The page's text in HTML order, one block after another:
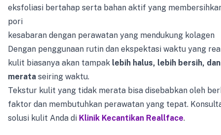
eksfoliasi bertahap serta bahan aktif yang
pori
kesabaran dengan perawatan yang mendukung kolagen
Dengan penggunaan rutin dan ekspektasi waktu yang
kulit biasanya akan tampak lebih halus, lebih bersih,
merata seiring waktu.
Tekstur kulit yang tidak merata bisa disebabkan oleh
faktor dan membutuhkan perawatan yang tepat.
solusi kulit Anda di Klinik Kecantikan Reallface.